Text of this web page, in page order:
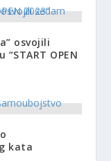
osvojili
OPEN
kata